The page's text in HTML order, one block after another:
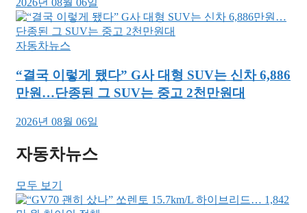
2026년 08월 06일
자동차뉴스
“결국 이렇게 됐다” G사 대형 SUV는 신차 6,886
만원…단종된 그 SUV는 중고 2천만원대
2026년 08월 06일
자동차뉴스
모두 보기